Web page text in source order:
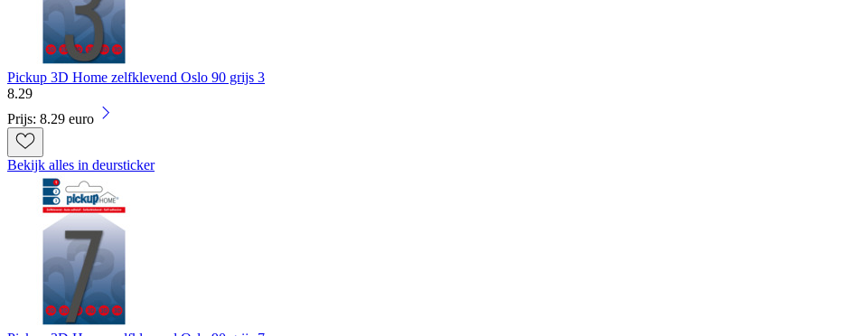
Pickup 3D Home zelfklevend Oslo 90 grijs 3
8.29
Prijs: 8.29 euro
Bekijk alles in deursticker